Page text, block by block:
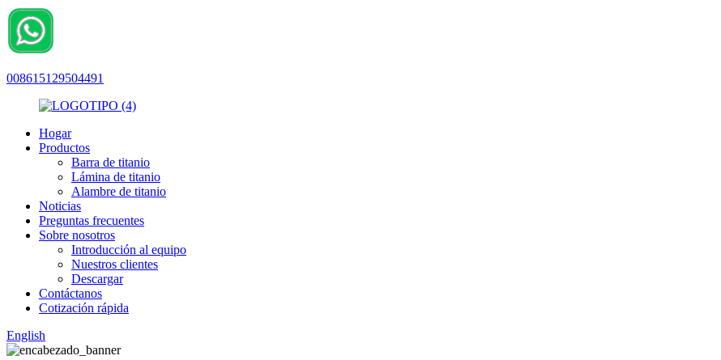
008615129504491
Hogar
Productos
Barra de titanio
Lámina de titanio
Alambre de titanio
Noticias
Preguntas frecuentes
Sobre nosotros
Introducción al equipo
Nuestros clientes
Descargar
Contáctanos
Cotización rápida
English